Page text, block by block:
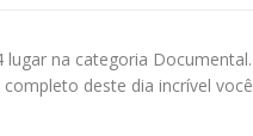
na categoria Documental.
deste dia incrível você